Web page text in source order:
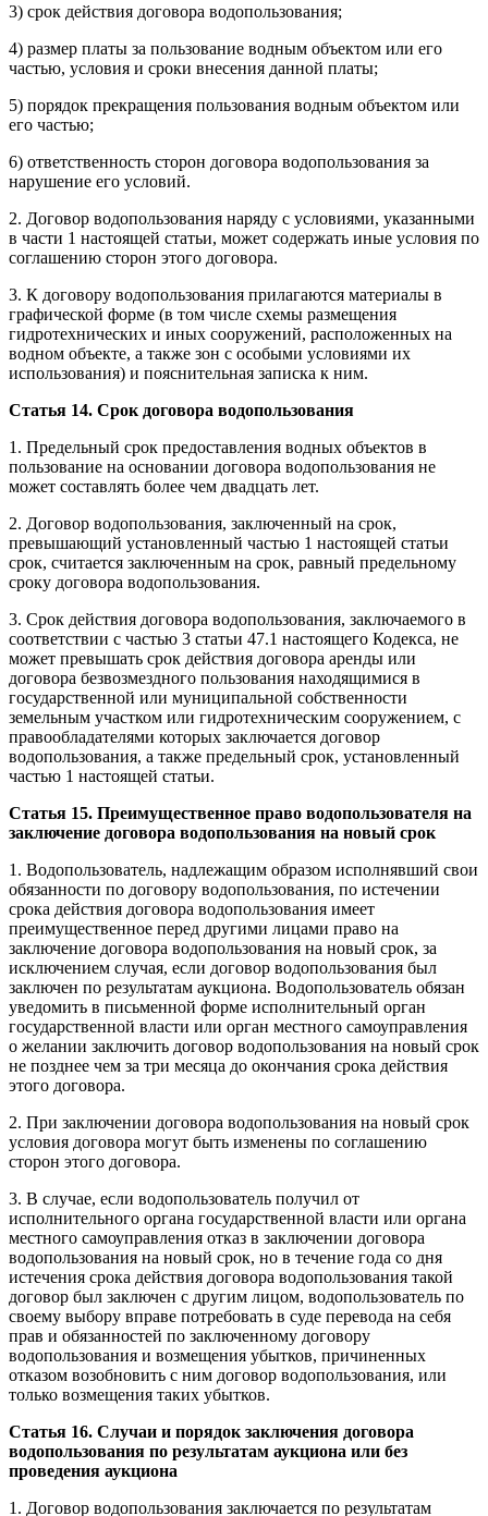
3) срок действия договора водопользования;
4) размер платы за пользование водным объектом или его
частью, условия и сроки внесения данной платы;
5) порядок прекращения пользования водным объектом или
его частью;
6) ответственность сторон договора водопользования за
нарушение его условий.
2. Договор водопользования наряду с условиями, указанными
в части 1 настоящей статьи, может содержать иные условия по
соглашению сторон этого договора.
3. К договору водопользования прилагаются материалы в
графической форме (в том числе схемы размещения
гидротехнических и иных сооружений, расположенных на
водном объекте, а также зон с особыми условиями их
использования) и пояснительная записка к ним.
Статья 14. Срок договора водопользования
1. Предельный срок предоставления водных объектов в
пользование на основании договора водопользования не
может составлять более чем двадцать лет.
2. Договор водопользования, заключенный на срок,
превышающий установленный частью 1 настоящей статьи
срок, считается заключенным на срок, равный предельному
сроку договора водопользования.
3. Срок действия договора водопользования, заключаемого в
соответствии с частью 3 статьи 47.1 настоящего Кодекса, не
может превышать срок действия договора аренды или
договора безвозмездного пользования находящимися в
государственной или муниципальной собственности
земельным участком или гидротехническим сооружением, с
правообладателями которых заключается договор
водопользования, а также предельный срок, установленный
частью 1 настоящей статьи.
Статья 15. Преимущественное право водопользователя на
заключение договора водопользования на новый срок
1. Водопользователь, надлежащим образом исполнявший свои
обязанности по договору водопользования, по истечении
срока действия договора водопользования имеет
преимущественное перед другими лицами право на
заключение договора водопользования на новый срок, за
исключением случая, если договор водопользования был
заключен по результатам аукциона. Водопользователь обязан
уведомить в письменной форме исполнительный орган
государственной власти или орган местного самоуправления
о желании заключить договор водопользования на новый срок
не позднее чем за три месяца до окончания срока действия
этого договора.
2. При заключении договора водопользования на новый срок
условия договора могут быть изменены по соглашению
сторон этого договора.
3. В случае, если водопользователь получил от
исполнительного органа государственной власти или органа
местного самоуправления отказ в заключении договора
водопользования на новый срок, но в течение года со дня
истечения срока действия договора водопользования такой
договор был заключен с другим лицом, водопользователь по
своему выбору вправе потребовать в суде перевода на себя
прав и обязанностей по заключенному договору
водопользования и возмещения убытков, причиненных
отказом возобновить с ним договор водопользования, или
только возмещения таких убытков.
Статья 16. Случаи и порядок заключения договора
водопользования по результатам аукциона или без
проведения аукциона
1. Договор водопользования заключается по результатам